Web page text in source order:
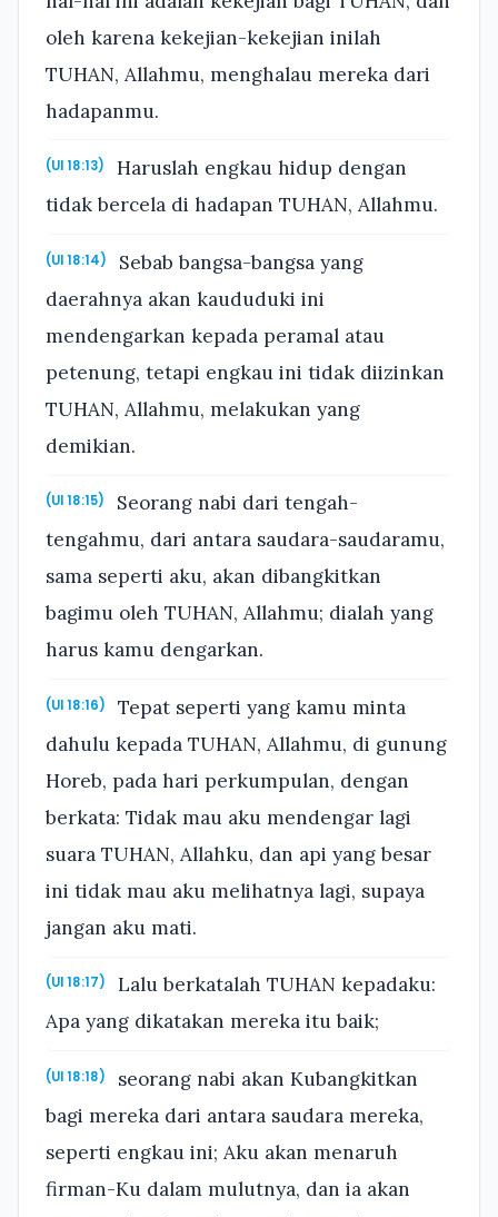
oleh karena kekejian-kekejian inilah
TUHAN, Allahmu, menghalau mereka dari
hadapanmu.
(Ul 18:13)
Haruslah engkau hidup dengan
tidak bercela di hadapan TUHAN, Allahmu.
(Ul 18:14)
Sebab bangsa-bangsa yang
daerahnya akan kaududuki ini
mendengarkan kepada peramal atau
petenung, tetapi engkau ini tidak diizinkan
TUHAN, Allahmu, melakukan yang
demikian.
(Ul 18:15)
Seorang nabi dari tengah-
tengahmu, dari antara saudara-saudaramu,
sama seperti aku, akan dibangkitkan
bagimu oleh TUHAN, Allahmu; dialah yang
harus kamu dengarkan.
(Ul 18:16)
Tepat seperti yang kamu minta
dahulu kepada TUHAN, Allahmu, di gunung
Horeb, pada hari perkumpulan, dengan
berkata: Tidak mau aku mendengar lagi
suara TUHAN, Allahku, dan api yang besar
ini tidak mau aku melihatnya lagi, supaya
jangan aku mati.
(Ul 18:17)
Lalu berkatalah TUHAN kepadaku:
Apa yang dikatakan mereka itu baik;
(Ul 18:18)
seorang nabi akan Kubangkitkan
bagi mereka dari antara saudara mereka,
seperti engkau ini; Aku akan menaruh
firman-Ku dalam mulutnya, dan ia akan